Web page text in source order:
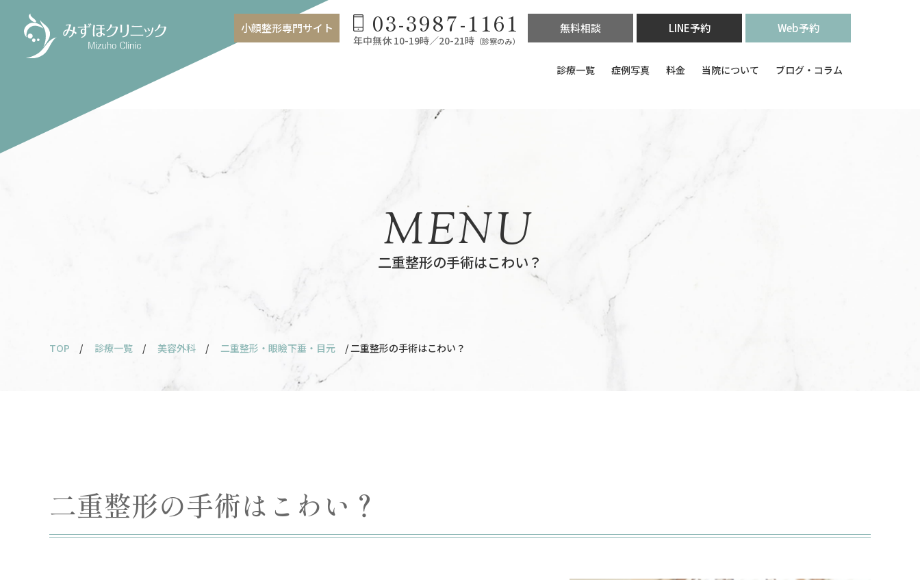
小顔整形専門サイト 03-3987-1161
年中無休 10-19時／20-21時 （診察のみ）
無料相談 LINE予約 Web予約
診療一覧 症例写真 料金 当院について ブログ・コラム
二重整形の手術はこわい？
MENU
TOP / 診療一覧 / 美容外科 / 二重整形・眼瞼下垂・目元 / 二重整形の手術はこわい？
二重整形の手術はこわい？